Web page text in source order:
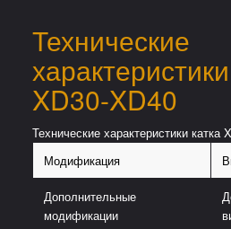
Технические
XD30-XD40
Технические характеристики катка
Модификация
Дополнительные
модификации